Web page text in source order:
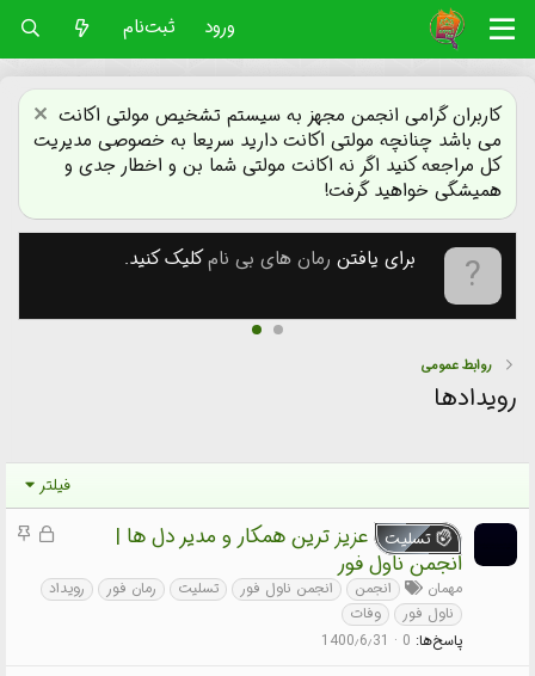
ورود ثبت‌نام
کاربران گرامی انجمن مجهز به سیستم تشخیص مولتی اکانت
می باشد چنانچه مولتی اکانت دارید سریعا به خصوصی مدیریت
کل مراجعه کنید اگر نه اکانت مولتی شما بن و اخطار جدی و
همیشگی خواهید گرفت!
برای یافتن رمان های بی نامکلیک کنید.
روابط عمومی
رویدادها
فیلتر
ق
ل
م
تسلیت
عزیز ترین همکار و مدیر دل ها |
انجمن ناول فور
مهمان انجمن انجمن ناول فور تسلیت رمان فور
رویداد
ناول فور
وفات
پاسخ‌ها 0 1400٫6٫31